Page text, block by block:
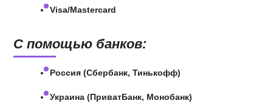
Visa/Mastercard
С помощью банков:
Россия (Сбербанк, Тинькофф)
Украина (ПриватБанк, Монобанк)